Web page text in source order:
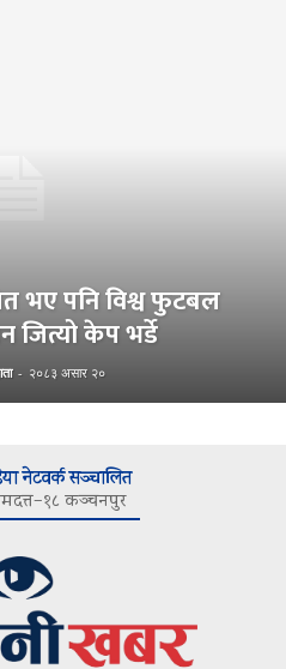
भए पनि विश्व फुटबल
जित्यो केप भर्डे
- २०८३ असार २०
नेटवर्क सञ्चालित
कञ्चनपुर